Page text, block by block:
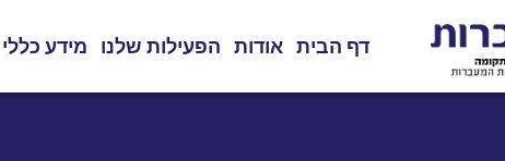
דף הבית אודות הפעילות שלנו מידע כללי